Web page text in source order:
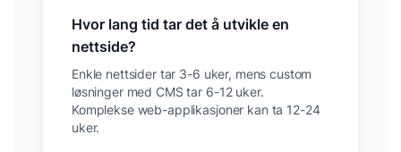
Hvor lang tid tar det å utvikle en
nettside?
Enkle nettsider tar 3-6 uker, mens custom
løsninger med CMS tar 6-12 uker.
Komplekse web-applikasjoner kan ta 12-24
uker.